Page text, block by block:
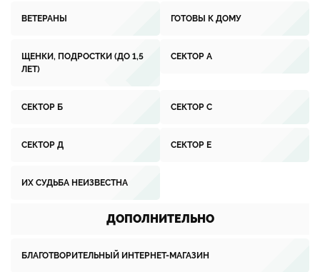
ВЕТЕРАНЫ ГОТОВЫ К ДОМУ
ЩЕНКИ, ПОДРОСТКИ (ДО 1,5
ЛЕТ)
СЕКТОР А
СЕКТОР Б СЕКТОР С
СЕКТОР Д СЕКТОР Е
ИХ СУДЬБА НЕИЗВЕСТНА
ДОПОЛНИТЕЛЬНО
БЛАГОТВОРИТЕЛЬНЫЙ ИНТЕРНЕТ-МАГАЗИН